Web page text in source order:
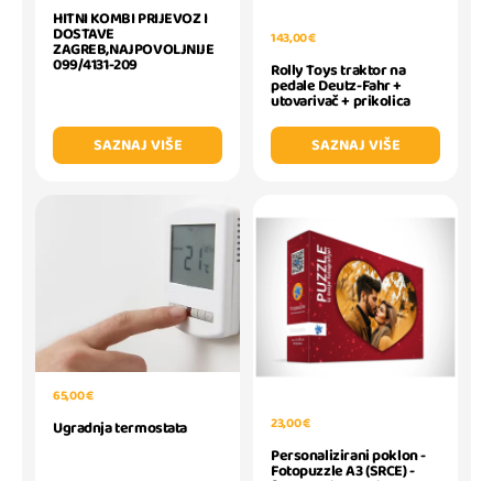
HITNI KOMBI PRIJEVOZ I
DOSTAVE
ZAGREB,NAJPOVOLJNIJE
099/4131-209
SAZNAJ VIŠE
143,00 €
Rolly Toys traktor na
pedale Deutz-Fahr +
utovarivač + prikolica
SAZNAJ VIŠE
65,00 €
Ugradnja termostata 23,00 €
Personalizirani poklon -
Fotopuzzle A3 (SRCE) -